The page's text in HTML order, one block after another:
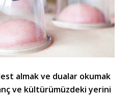
almak ve dualar okumak
ve kültürümüzdeki yerini